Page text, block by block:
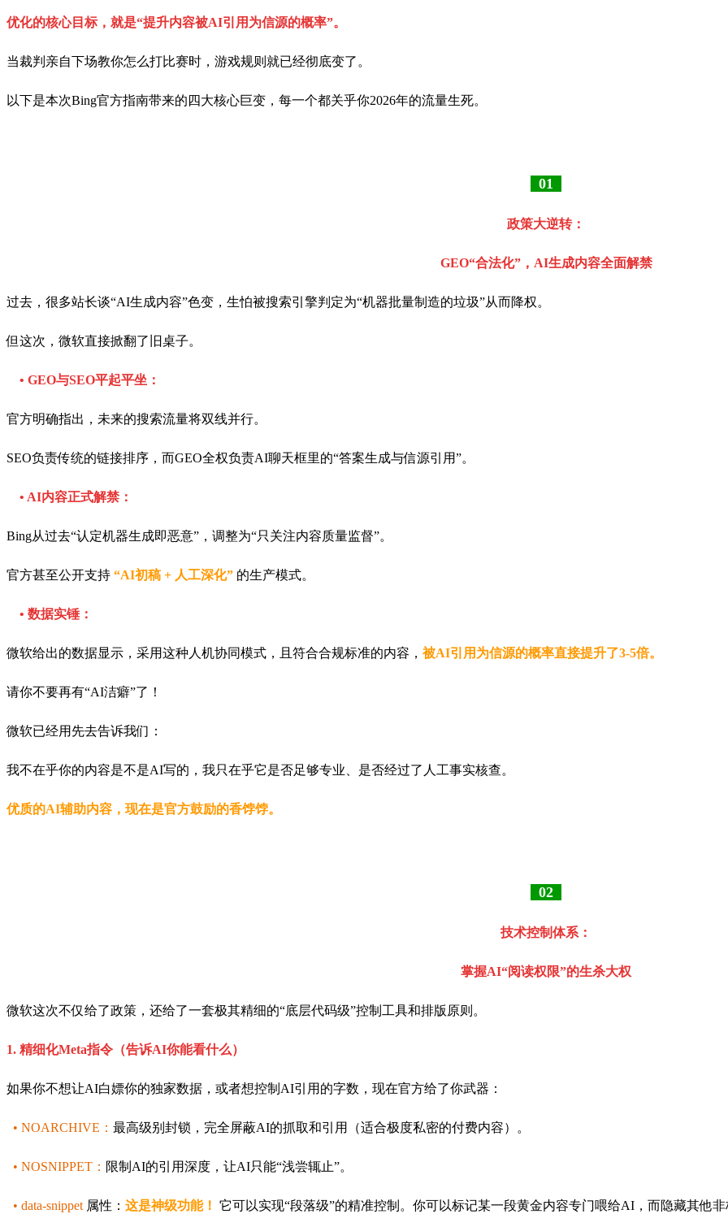
优化的核心目标，就是“提升内容被AI引用为信源的概率”。
当裁判亲自下场教你怎么打比赛时，游戏规则就已经彻底变了。
以下是本次Bing官方指南带来的四大核心巨变，每一个都关乎你2026年的流量生死。
01
政策大逆转：
GEO“合法化”，AI生成内容全面解禁
过去，很多站长谈“AI生成内容”色变，生怕被搜索引擎判定为“机器批量制造的垃圾”从而降权。
但这次，微软直接掀翻了旧桌子。
• GEO与SEO平起平坐：
官方明确指出，未来的搜索流量将双线并行。
SEO负责传统的链接排序，而GEO全权负责AI聊天框里的“答案生成与信源引用”。
• AI内容正式解禁：
Bing从过去“认定机器生成即恶意”，调整为“只关注内容质量监督”。
官方甚至公开支持 “AI初稿 + 人工深化” 的生产模式。
• 数据实锤：
微软给出的数据显示，采用这种人机协同模式，且符合合规标准的内容， 被AI引用为信源的概率直接提升了3-5倍。
请你不要再有“AI洁癖”了！
微软已经用先去告诉我们：
我不在乎你的内容是不是AI写的，我只在乎它是否足够专业、是否经过了人工事实核查。
优质的AI辅助内容，现在是官方鼓励的香饽饽。
02
技术控制体系：
掌握AI“阅读权限”的生杀大权
微软这次不仅给了政策，还给了一套极其精细的“底层代码级”控制工具和排版原则。
1. 精细化Meta指令（告诉AI你能看什么）
如果你不想让AI白嫖你的独家数据，或者想控制AI引用的字数，现在官方给了你武器：
• NOARCHIVE： 最高级别封锁，完全屏蔽AI的抓取和引用（适合极度私密的付费内容）。
• NOSNIPPET： 限制AI的引用深度，让AI只能“浅尝辄止”。
• data-snippet 属性： 这是神级功能！ 它可以实现“段落级”的精准控制。你可以标记某一段黄金内容专门喂给AI，而隐藏其他非